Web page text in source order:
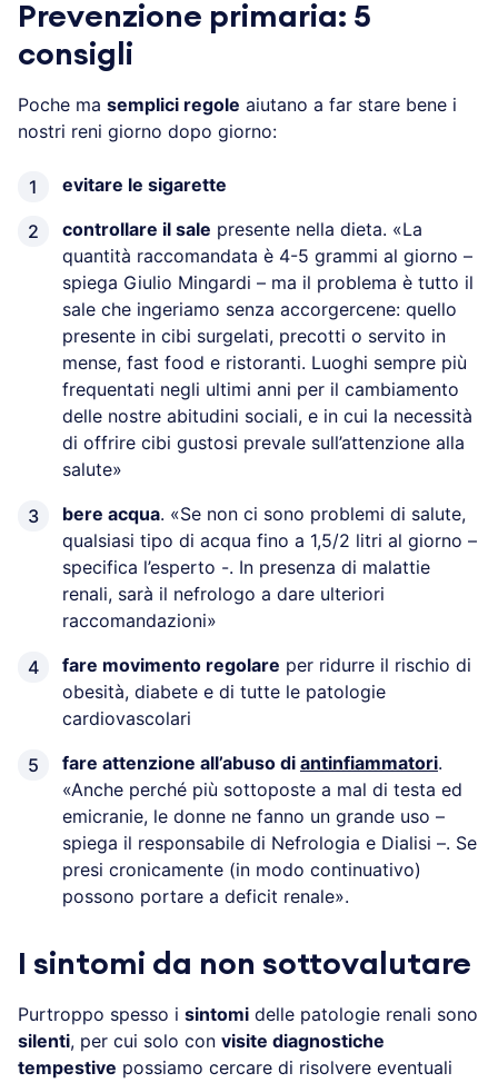
Prevenzione primaria: 5
consigli
Poche ma semplici regole aiutano a far stare bene i
nostri reni giorno dopo giorno:
evitare le sigarette
controllare il sale presente nella dieta. «La
quantità raccomandata è 4-5 grammi al giorno –
spiega Giulio Mingardi – ma il problema è tutto il
sale che ingeriamo senza accorgercene: quello
presente in cibi surgelati, precotti o servito in
mense, fast food e ristoranti. Luoghi sempre più
frequentati negli ultimi anni per il cambiamento
delle nostre abitudini sociali, e in cui la necessità
di offrire cibi gustosi prevale sull’attenzione alla
salute»
bere acqua. «Se non ci sono problemi di salute,
qualsiasi tipo di acqua fino a 1,5/2 litri al giorno –
specifica l’esperto -. In presenza di malattie
renali, sarà il nefrologo a dare ulteriori
raccomandazioni»
fare movimento regolare per ridurre il rischio di
obesità, diabete e di tutte le patologie
cardiovascolari
fare attenzione all’abuso di antinfiammatori.
«Anche perché più sottoposte a mal di testa ed
emicranie, le donne ne fanno un grande uso –
spiega il responsabile di Nefrologia e Dialisi –. Se
presi cronicamente (in modo continuativo)
possono portare a deficit renale».
I sintomi da non sottovalutare
Purtroppo spesso i sintomi delle patologie renali sono
silenti, per cui solo con visite diagnostiche
tempestive possiamo cercare di risolvere eventuali